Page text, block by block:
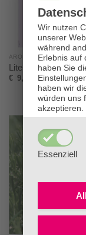
Wir nutzen
unserer
während
Erlebnis auf
haben Sie
haben wir
würden uns
akzeptieren.
Essenziell
AROMATHERAPIE -
Literatur &
€ 9,00